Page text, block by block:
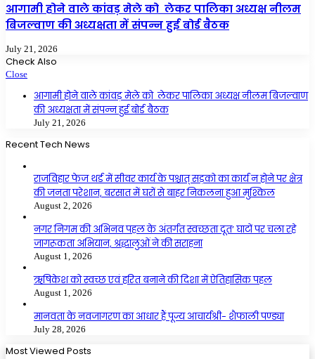
आगामी होने वाले कांवड़ मेले को लेकर पालिका अध्यक्ष नीलम
बिजल्वाण की अध्यक्षता में संपन्न हुई बोर्ड बैठक
July 21, 2026
Check Also
Close
आगामी होने वाले कांवड़ मेले को लेकर पालिका अध्यक्ष नीलम बिजल्वाण
की अध्यक्षता में संपन्न हुई बोर्ड बैठक
July 21, 2026
Recent Tech News
राजविहार फेज थर्ड में सीवर कार्य के पश्चात् सड़को का कार्य न होने पर क्षेत्र
की जनता परेशान, बरसात में घरों से बाहर निकलना हुआ मुश्किल
August 2, 2026
नगर निगम की अभिनव पहल के अंतर्गत स्वच्छता दूत’ घाटों पर चला रहे
जागरूकता अभियान, श्रद्धालुओं ने की सराहना
August 1, 2026
ऋषिकेश को स्वच्छ एवं हरित बनाने की दिशा में ऐतिहासिक पहल
August 1, 2026
मानवता के नवजागरण का आधार हैं पूज्य आचार्यश्री- शैफाली पण्ड्या
July 28, 2026
Most Viewed Posts